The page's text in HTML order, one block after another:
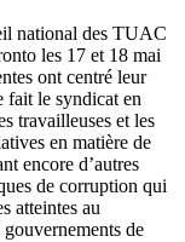
national des TUAC
les 17 et 18 mai
ont centré leur
fait le syndicat en
travailleuses et les
en matière de
encore d’autres
de corruption qui
atteintes au
de